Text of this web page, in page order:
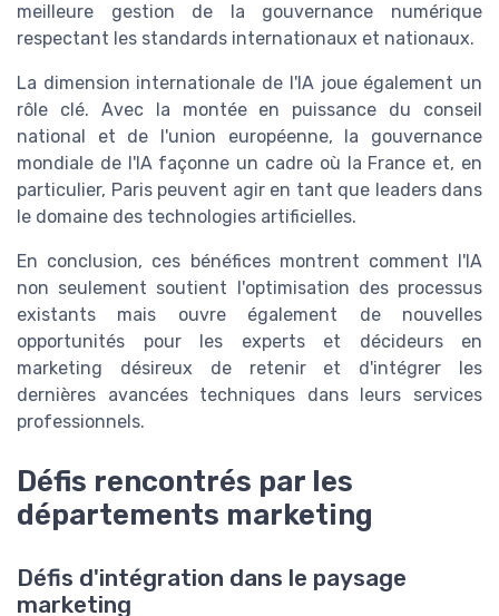
meilleure gestion de la gouvernance numérique
respectant les standards internationaux et nationaux.
La dimension internationale de l'IA joue également un
rôle clé. Avec la montée en puissance du conseil
national et de l'union européenne, la gouvernance
mondiale de l'IA façonne un cadre où la France et, en
particulier, Paris peuvent agir en tant que leaders dans
le domaine des technologies artificielles.
En conclusion, ces bénéfices montrent comment l'IA
non seulement soutient l'optimisation des processus
existants mais ouvre également de nouvelles
opportunités pour les experts et décideurs en
marketing désireux de retenir et d'intégrer les
dernières avancées techniques dans leurs services
professionnels.
Défis rencontrés par les
départements marketing
Défis d'intégration dans le paysage
marketing